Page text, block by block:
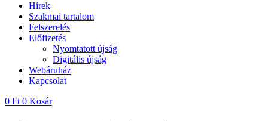
Hírek
Szakmai tartalom
Felszerelés
Előfizetés
Nyomtatott újság
Digitális újság
Webáruház
Kapcsolat
0 Ft 0 Kosár